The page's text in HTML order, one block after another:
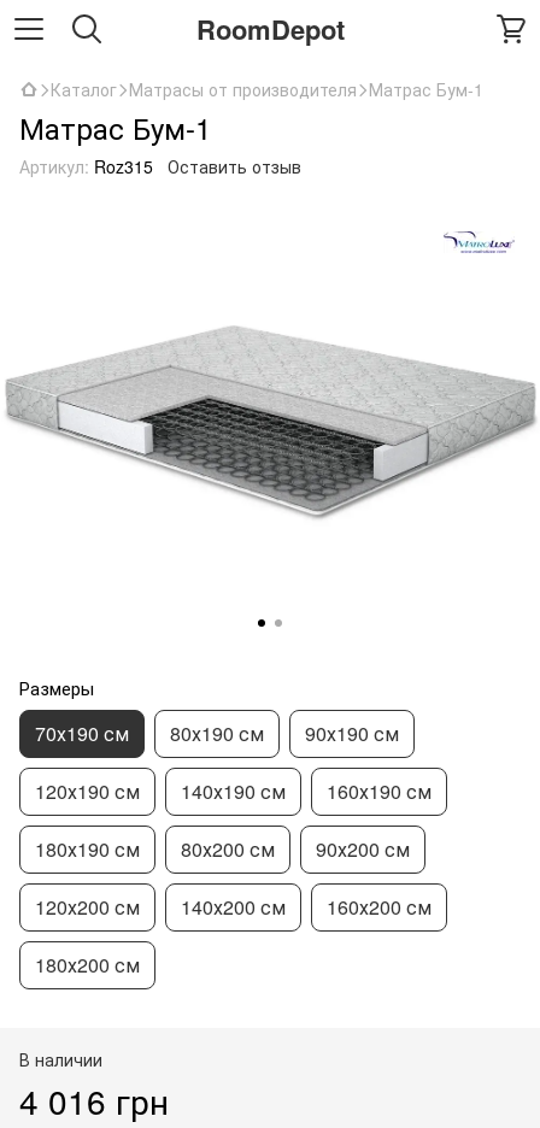
RoomDepot
Каталог Матрасы от производителя Матрас Бум-1
Матрас Бум-1
Артикул: Roz315 Оставить отзыв
Размеры
70х190 см 80х190 см 90х190 см
120х190 см 140х190 см 160х190 см
180х190 см 80х200 см 90х200 см
120х200 см 140х200 см 160х200 см
180х200 см
В наличии
4 016 грн